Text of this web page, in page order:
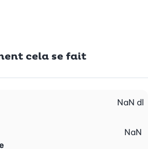
cela se fait
NaN dl
NaN